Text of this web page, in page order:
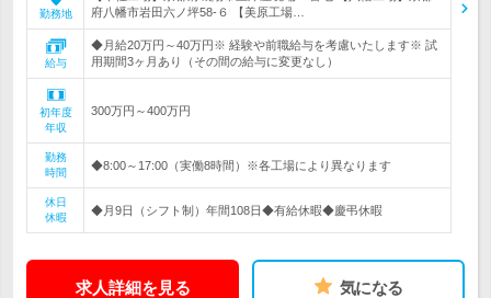
勤務地
府八幡市岩田六ノ坪58-６ 【美原工場…
給与
◆月給20万円～40万円※ 経験や前職給与を考慮いたします※ 試
用期間3ヶ月あり（その間の給与に変更なし）
初年度
年収
300万円～400万円
勤務
時間
◆8:00～17:00（実働8時間）※各工場により異なります
休日
休暇
◆月9日（シフト制）年間108日◆有給休暇◆慶弔休暇
求人詳細を見る 気になる